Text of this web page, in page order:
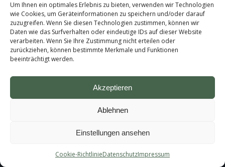
Um Ihnen ein optimales Erlebnis zu bieten, verwenden wir Technologien
wie Cookies, um Geräteinformationen zu speichern und/oder darauf
zuzugreifen. Wenn Sie diesen Technologien zustimmen, können wir
Daten wie das Surfverhalten oder eindeutige IDs auf dieser Website
verarbeiten. Wenn Sie Ihre Zustimmung nicht erteilen oder
zurückziehen, können bestimmte Merkmale und Funktionen
beeinträchtigt werden.
Akzeptieren
Ablehnen
Einstellungen ansehen
Cookie-RichtlinieDatenschutzImpressum
Informationen
Datenschutz
Cookie-Richtlinien
Impressum
© Copyright - Insel Hotel Heilbronn